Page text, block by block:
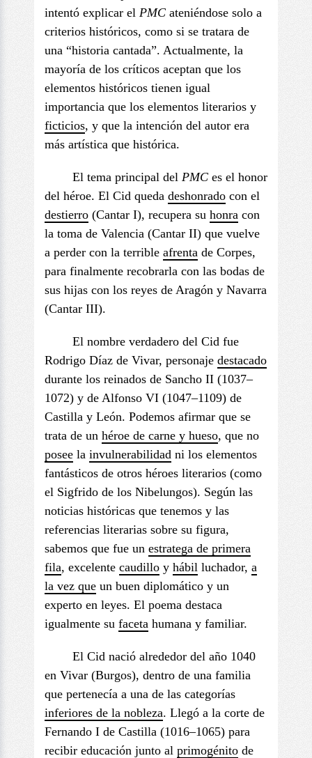
intentó explicar el PMC ateniéndose solo a
criterios históricos, como si se tratara de
una “historia cantada”. Actualmente, la
mayoría de los críticos aceptan que los
elementos históricos tienen igual
importancia que los elementos literarios y
ficticios, y que la intención del autor era
más artística que histórica.
El tema principal del PMC es el honor
del héroe. El Cid queda deshonrado con el
destierro (Cantar I), recupera su honra con
la toma de Valencia (Cantar II) que vuelve
a perder con la terrible afrenta de Corpes,
para finalmente recobrarla con las bodas de
sus hijas con los reyes de Aragón y Navarra
(Cantar III).
El nombre verdadero del Cid fue
Rodrigo Díaz de Vivar, personaje destacado
durante los reinados de Sancho II (1037–
1072) y de Alfonso VI (1047–1109) de
Castilla y León. Podemos afirmar que se
trata de un héroe de carne y hueso, que no
posee la invulnerabilidad ni los elementos
fantásticos de otros héroes literarios (como
el Sigfrido de los Nibelungos). Según las
noticias históricas que tenemos y las
referencias literarias sobre su figura,
sabemos que fue un estratega de primera
fila, excelente caudillo y hábil luchador, a
la vez que un buen diplomático y un
experto en leyes. El poema destaca
igualmente su faceta humana y familiar.
El Cid nació alrededor del año 1040
en Vivar (Burgos), dentro de una familia
que pertenecía a una de las categorías
inferiores de la nobleza. Llegó a la corte de
Fernando I de Castilla (1016–1065) para
recibir educación junto al primogénito de